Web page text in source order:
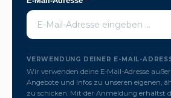
VERWENDUNG DEINER E-MAIL-
Wir verwenden deine E-Mail-Adresse
Angebote und Infos zu unseren eigenen,
zu schicken. Mit der Anmeldung erhältst